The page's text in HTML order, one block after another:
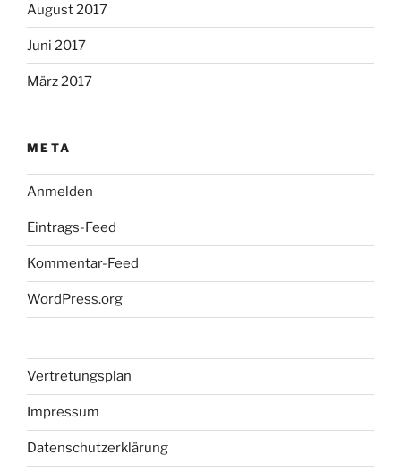
August 2017
Juni 2017
März 2017
META
Anmelden
Eintrags-Feed
Kommentar-Feed
WordPress.org
Vertretungsplan
Impressum
Datenschutzerklärung